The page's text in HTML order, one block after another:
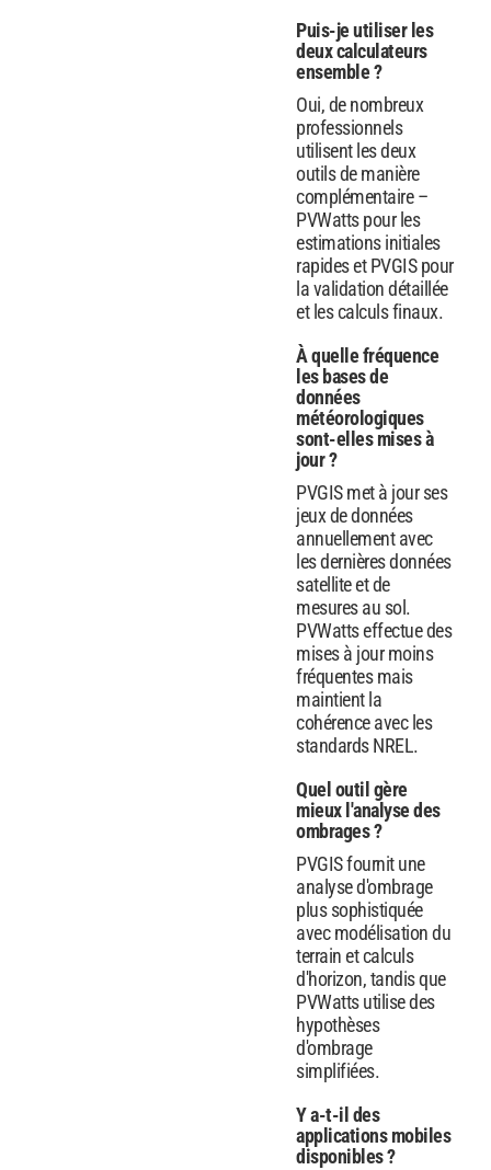
Puis-je utiliser les
deux calculateurs
ensemble ?
Oui, de nombreux
professionnels
utilisent les deux
outils de manière
complémentaire –
PVWatts pour les
estimations initiales
rapides et PVGIS pour
la validation détaillée
et les calculs finaux.
À quelle fréquence
les bases de
données
météorologiques
sont-elles mises à
jour ?
PVGIS met à jour ses
jeux de données
annuellement avec
les dernières données
satellite et de
mesures au sol.
PVWatts effectue des
mises à jour moins
fréquentes mais
maintient la
cohérence avec les
standards NREL.
Quel outil gère
mieux l'analyse des
ombrages ?
PVGIS fournit une
analyse d'ombrage
plus sophistiquée
avec modélisation du
terrain et calculs
d'horizon, tandis que
PVWatts utilise des
hypothèses
d'ombrage
simplifiées.
Y a-t-il des
applications mobiles
disponibles ?